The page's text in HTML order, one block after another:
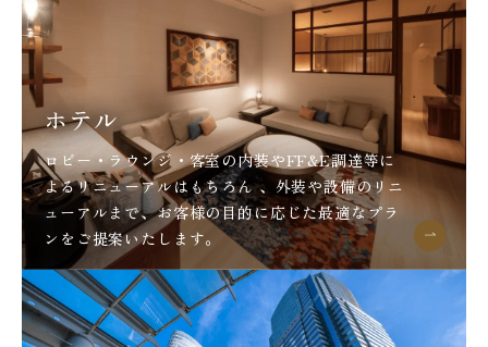
ホテル
ロビー・ラウンジ・客室の内装やFF&E調達等に
よるリニューアルはもちろん 、外装や設備のリニ
ューアルまで、お客様の目的に応じた最適なプラ
ンをご提案いたします。